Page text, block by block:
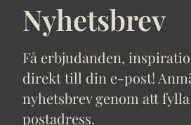
Nyhetsbrev
Få erbjudanden,
direkt till din e-post!
nyhetsbrev genom att
postadress.